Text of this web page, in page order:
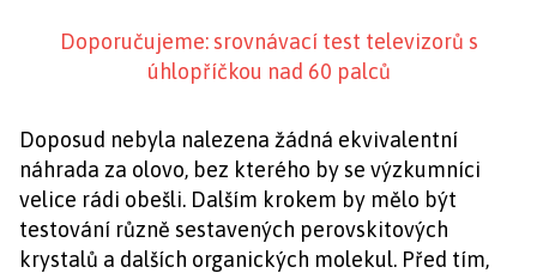
Doporučujeme: srovnávací test televizorů s
úhlopříčkou nad 60 palců
Doposud nebyla nalezena žádná ekvivalentní
náhrada za olovo, bez kterého by se výzkumníci
velice rádi obešli. Dalším krokem by mělo být
testování různě sestavených perovskitových
krystalů a dalších organických molekul. Před tím,